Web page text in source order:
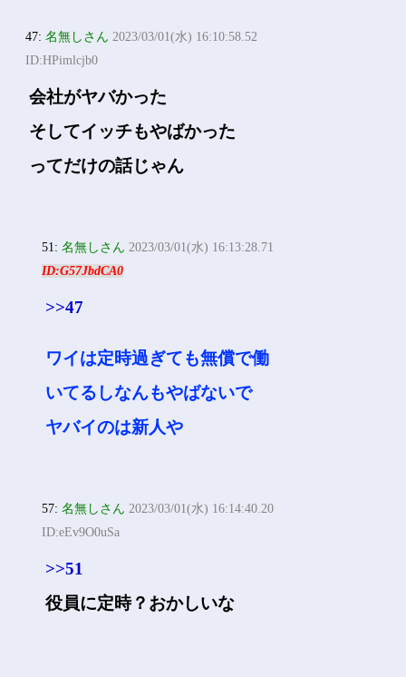
47:名無しさん 2023/03/01(水) 16:10:58.52
ID:HPimlcjb0
会社がヤバかった
そしてイッチもやばかった
ってだけの話じゃん
51:名無しさん 2023/03/01(水) 16:13:28.71
ID:G57JbdCA0
>>47
ワイは定時過ぎても無償で働
いてるしなんもやばないで
ヤバイのは新人や
57:名無しさん 2023/03/01(水) 16:14:40.20
ID:eEv9O0uSa
>>51
役員に定時？おかしいな